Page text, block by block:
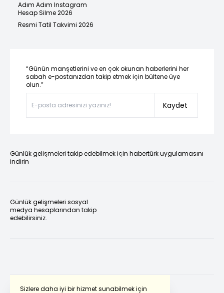
Sizlere daha iyi bir hizmet sunabilmek için
Adım Adım Instagram
Hesap Silme 2026
Resmi Tatil Takvimi 2026
“Günün manşetlerini ve en çok okunan haberlerini her
sabah e-postanızdan takip etmek için bültene üye
olun.”
Kaydet
Günlük gelişmeleri takip edebilmek için habertürk uygulamasını
indirin
Günlük gelişmeleri sosyal
medya hesaplarından takip
edebilirsiniz.